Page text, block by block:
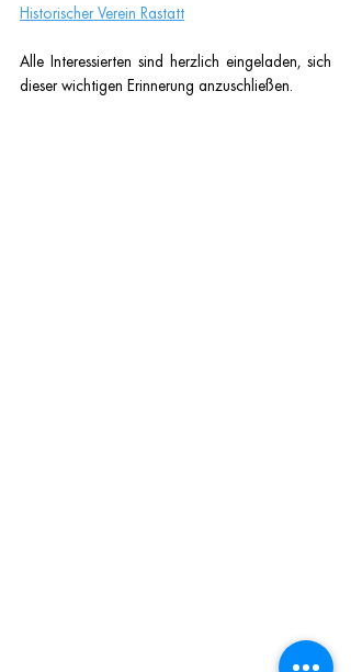
Historischer Verein Rastatt
Alle Interessierten sind herzlich eingeladen, sich
dieser wichtigen Erinnerung anzuschließen.